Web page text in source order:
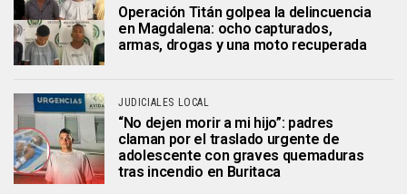
Operación Titán golpea la delincuencia
en Magdalena: ocho capturados,
armas, drogas y una moto recuperada
JUDICIALES LOCAL
“No dejen morir a mi hijo”: padres
claman por el traslado urgente de
adolescente con graves quemaduras
tras incendio en Buritaca